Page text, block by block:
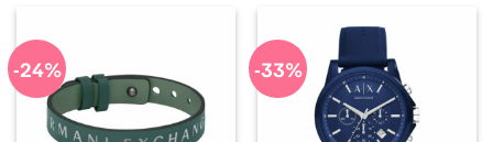
-24% -33%